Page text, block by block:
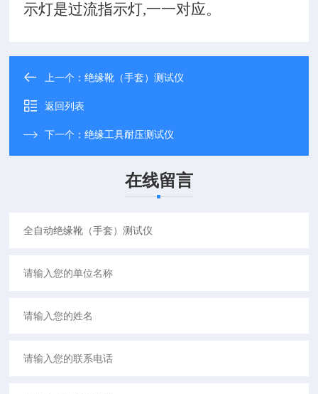
示灯是过流指示灯,一一对应。
上一个：绝缘靴（手套）测试仪
返回列表
下一个：绝缘工具耐压测试仪
在线留言